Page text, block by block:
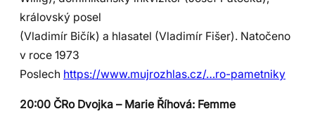
královský posel
(Vladimír Bičík) a hlasatel (Vladimír Fišer). Natočeno
v roce 1973
Poslech https://www.mujrozhlas.cz/…ro-pametniky
20:00 ČRo Dvojka – Marie Říhová: Femme